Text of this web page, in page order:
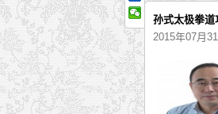
孙式太极拳
2015年07月31